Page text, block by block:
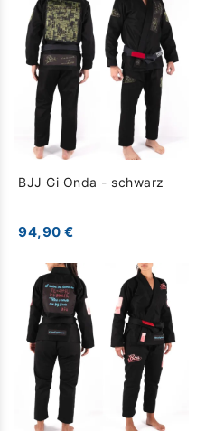
BJJ Gi Onda - schwarz
94,90 €